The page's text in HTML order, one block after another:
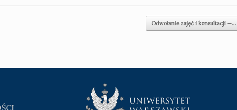
Odwołanie zajęć i konsultacji —…